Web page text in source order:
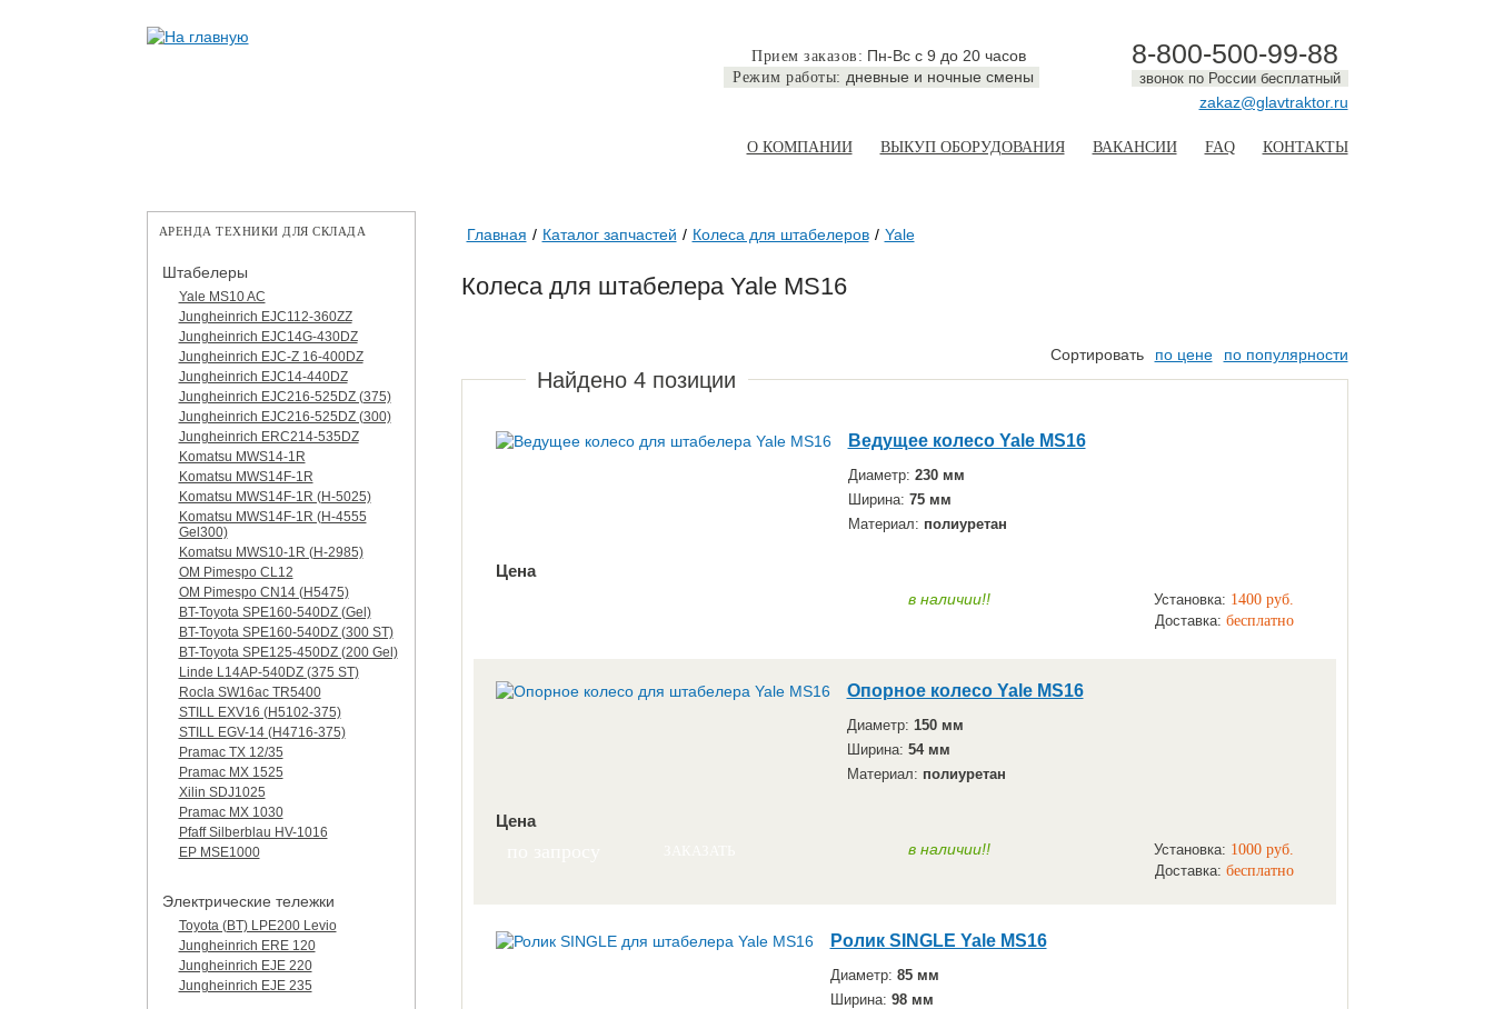
Прием заказов: Пн-Вс с 9 до 20 часов
Режим работы: дневные и ночные смены
8-800-500-99-88
звонок по России бесплатный
zakaz@glavtraktor.ru
О КОМПАНИИ ВЫКУП ОБОРУДОВАНИЯ ВАКАНСИИ FAQ КОНТАКТЫ
Главная Каталог запчастей Колеса для штабелеров Yale
Колеса для штабелера Yale MS16
Сортировать по цене по популярности
Найдено 4позиции
Ведущее колесо Yale MS16
Диаметр: 230 мм
Ширина: 75 мм
Материал: полиуретан
Цена
в наличии!! Установка: 1400 руб.
Доставка: бесплатно
Опорное колесо Yale MS16
Диаметр: 150 мм
Ширина: 54 мм
Материал: полиуретан
Цена
в наличии!! Установка: 1000 руб.
Доставка: бесплатно
Ролик SINGLE Yale MS16
Диаметр: 85 мм
Ширина: 98 мм
АРЕНДА ТЕХНИКИ ДЛЯ СКЛАДА
Штабелеры
Yale MS10 AC
Jungheinrich EJC112-360ZZ
Jungheinrich EJC14G-430DZ
Jungheinrich EJC-Z 16-400DZ
Jungheinrich EJC14-440DZ
Jungheinrich EJC216-525DZ (375)
Jungheinrich EJC216-525DZ (300)
Jungheinrich ERC214-535DZ
Komatsu MWS14-1R
Komatsu MWS14F-1R
Komatsu MWS14F-1R (H-5025)
Komatsu MWS14F-1R (H-4555
Gel300)
Komatsu MWS10-1R (Н-2985)
OM Pimespo CL12
OM Pimespo CN14 (Н5475)
BT-Toyota SPE160-540DZ (Gel)
BT-Toyota SPE160-540DZ (300 ST)
BT-Toyota SPE125-450DZ (200 Gel)
Linde L14AP-540DZ (375 ST)
Rocla SW16ac TR5400
STILL EXV16 (H5102-375)
STILL EGV-14 (H4716-375)
Pramac TX 12/35
Pramac MX 1525
Xilin SDJ1025
Pramac MX 1030
Pfaff Silberblau HV-1016
EP MSE1000
Электрические тележки
Toyota (BT) LPE200 Levio
Jungheinrich ERE 120
Jungheinrich EJE 220
Jungheinrich EJE 235